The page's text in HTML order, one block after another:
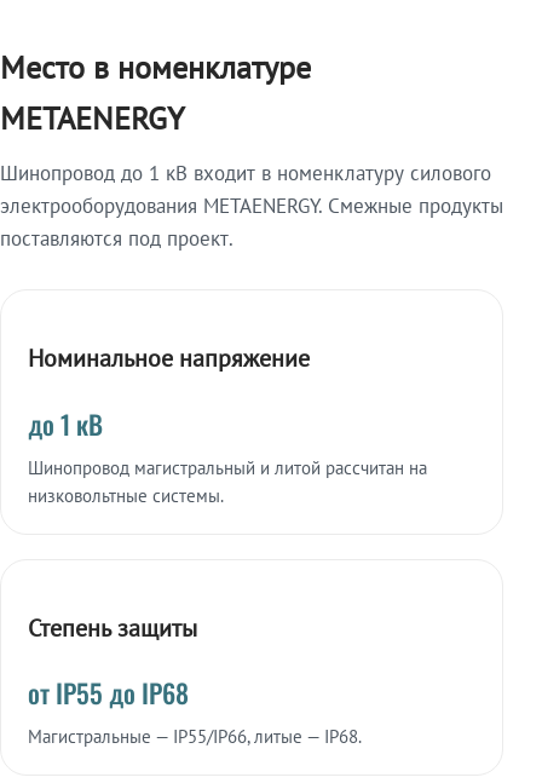
Место в номенклатуре
METAENERGY
Шинопровод до 1 кВ входит в номенклатуру силового
электрооборудования METAENERGY. Смежные продукты
поставляются под проект.
Номинальное напряжение
до 1 кВ
Шинопровод магистральный и литой рассчитан на
низковольтные системы.
Степень защиты
от IP55 до IP68
Магистральные — IP55/IP66, литые — IP68.